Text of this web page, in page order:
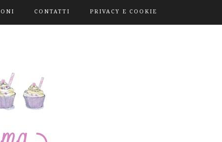
CONTATTI PRIVACY E COOKIE